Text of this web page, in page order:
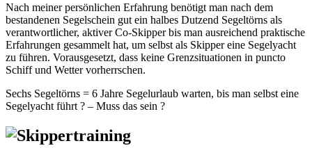
Nach meiner persönlichen Erfahrung benötigt man nach dem
bestandenen Segelschein gut ein halbes Dutzend Segeltörns als
verantwortlicher, aktiver Co-Skipper bis man ausreichend praktische
Erfahrungen gesammelt hat, um selbst als Skipper eine Segelyacht
zu führen. Vorausgesetzt, dass keine Grenzsituationen in puncto
Schiff und Wetter vorherrschen.
Sechs Segeltörns = 6 Jahre Segelurlaub warten, bis man selbst eine
Segelyacht führt ? – Muss das sein ?